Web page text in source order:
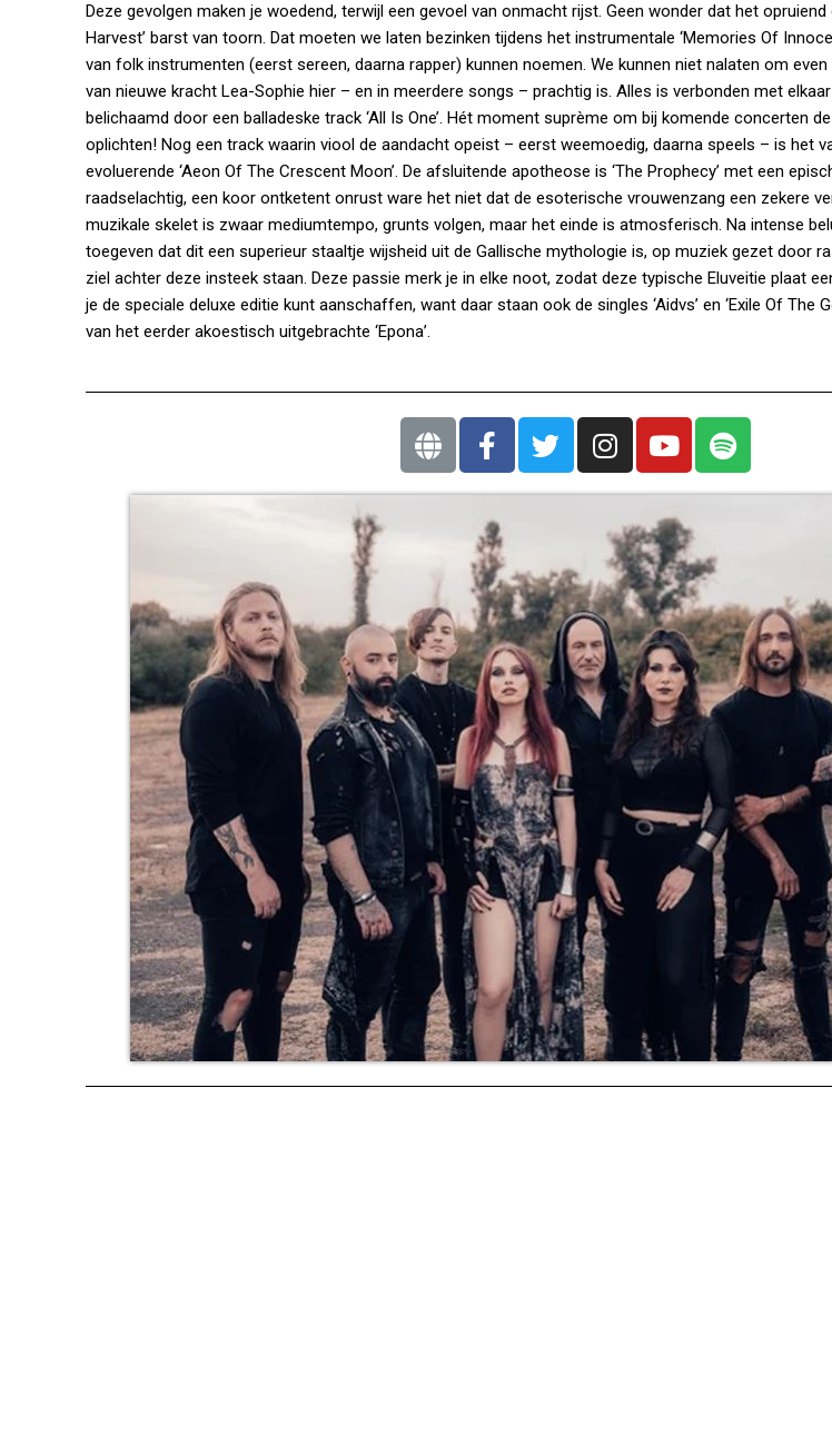
Deze gevolgen maken je woedend, terwijl een gevoel van onmacht rijst. Geen wonder dat het opruiend
Harvest’ barst van toorn. Dat moeten we laten bezinken tijdens het instrumentale ‘Memories Of
van folk instrumenten (eerst sereen, daarna rapper) kunnen noemen. We kunnen niet nalaten om
van nieuwe kracht Lea-Sophie hier – en in meerdere songs – prachtig is. Alles is verbonden met
belichaamd door een balladeske track ‘All Is One’. Hét moment suprème om bij komende concerten
oplichten! Nog een track waarin viool de aandacht opeist – eerst weemoedig, daarna speels – is het
evoluerende ‘Aeon Of The Crescent Moon’. De afsluitende apotheose is ‘The Prophecy’ met een
raadselachtig, een koor ontketent onrust ware het niet dat de esoterische vrouwenzang een zekere
muzikale skelet is zwaar mediumtempo, grunts volgen, maar het einde is atmosferisch. Na intense
toegeven dat dit een superieur staaltje wijsheid uit de Gallische mythologie is, op muziek gezet door
ziel achter deze insteek staan. Deze passie merk je in elke noot, zodat deze typische Eluveitie plaat
je de speciale deluxe editie kunt aanschaffen, want daar staan ook de singles ‘Aidvs’ en ‘Exile Of The
van het eerder akoestisch uitgebrachte ‘Epona’.